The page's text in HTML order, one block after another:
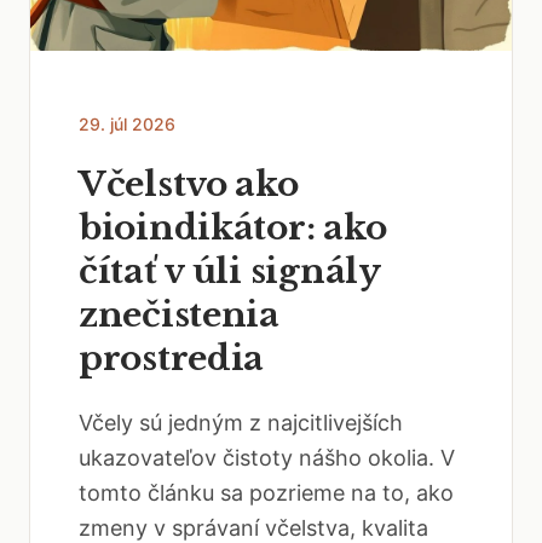
29. júl 2026
Včelstvo ako
bioindikátor: ako
čítať v úli signály
znečistenia
prostredia
Včely sú jedným z najcitlivejších
ukazovateľov čistoty nášho okolia. V
tomto článku sa pozrieme na to, ako
zmeny v správaní včelstva, kvalita